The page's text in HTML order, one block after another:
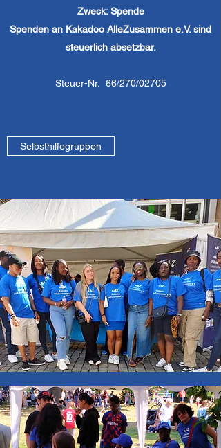
Zweck: Spende
Spenden an Kakadoo AlleZusammen e.V. sind
steuerlich absetzbar.
Steuer-Nr. 66/270/02705
Selbsthilfegruppen